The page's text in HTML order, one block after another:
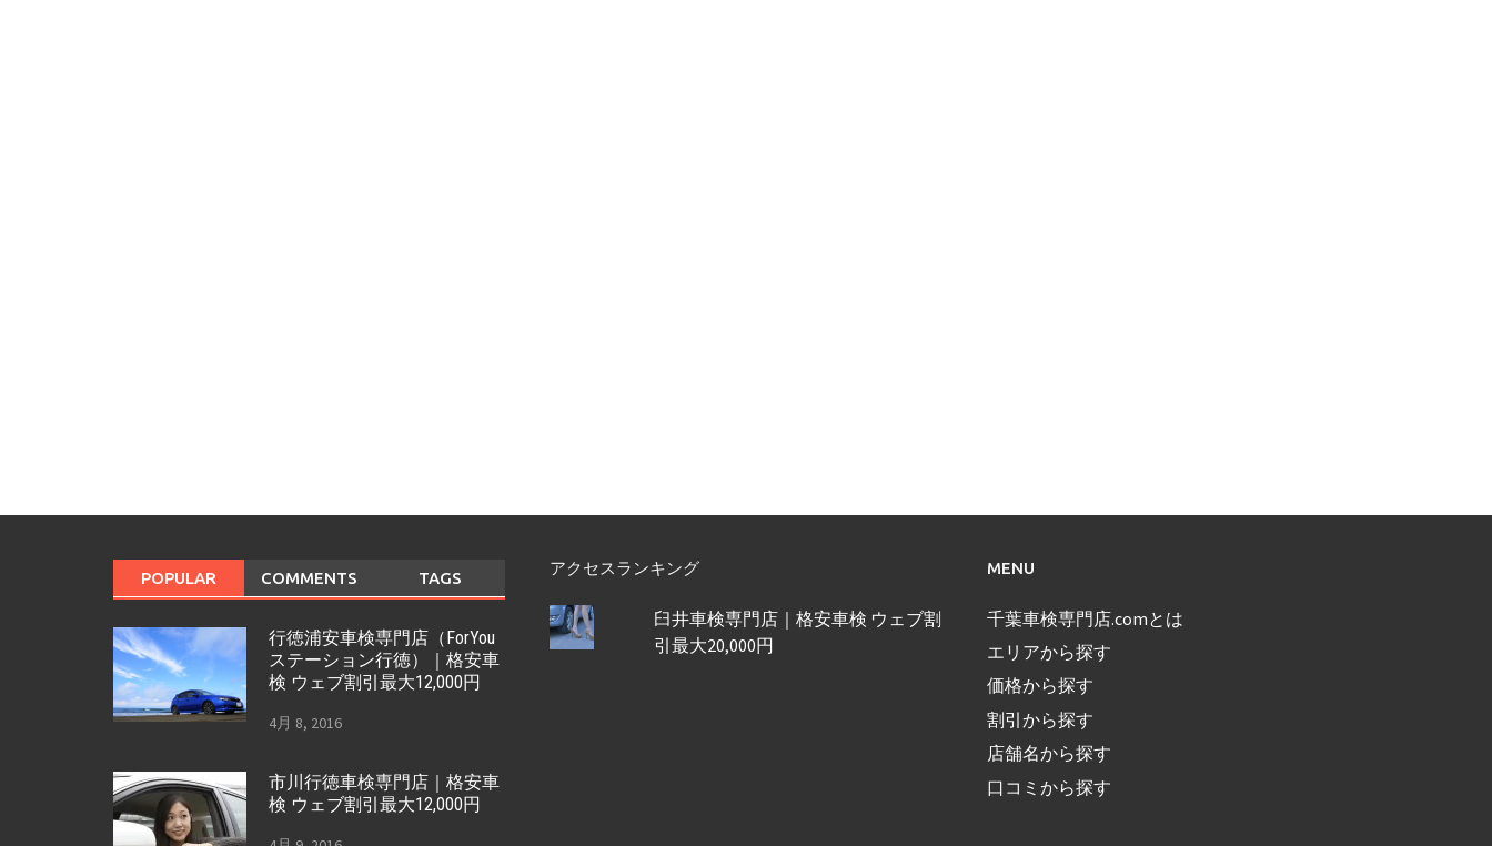
POPULAR COMMENTS TAGS
行徳浦安車検専門店（ForYou
ステーション行徳）｜格安車
検 ウェブ割引最大12,000円
4月 8, 2016
市川行徳車検専門店｜格安車
検 ウェブ割引最大12,000円
アクセスランキング
臼井車検専門店｜格安車検 ウェブ割
引最大20,000円
MENU
千葉車検専門店.comとは
エリアから探す
価格から探す
割引から探す
店舗名から探す
口コミから探す